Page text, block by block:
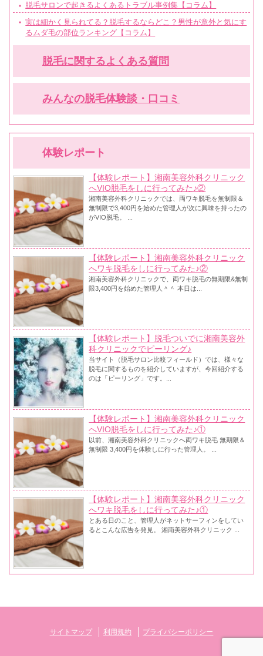
脱毛サロンで起きるよくあるトラブル事例集【コラム】
実は細かく見られてる？脱毛するならどこ？男性が意外と気にす
るムダ毛の部位ランキング【コラム】
脱毛に関するよくある質問
みんなの脱毛体験談・口コミ
体験レポート
【体験レポート】湘南美容外科クリニック
へVIO脱毛をしに行ってみた♪②
湘南美容外科クリニックでは、両ワキ脱毛を無制限＆
無制限で3,400円を始めた管理人が次に興味を持ったの
がVIO脱毛。 ...
【体験レポート】湘南美容外科クリニック
へワキ脱毛をしに行ってみた♪②
湘南美容外科クリニックで、両ワキ脱毛の無期限&無制
限3,400円を始めた管理人＾＾ 本日は...
【体験レポート】脱毛ついでに湘南美容外
科クリニックでピーリング♪
当サイト（脱毛サロン比較フィールド）では、様々な
脱毛に関するものを紹介していますが、今回紹介する
のは「ピーリング」です。...
【体験レポート】湘南美容外科クリニック
へVIO脱毛をしに行ってみた♪①
以前、湘南美容外科クリニックへ両ワキ脱毛 無期限＆
無制限 3,400円を体験しに行った管理人。 ...
【体験レポート】湘南美容外科クリニック
へワキ脱毛をしに行ってみた♪①
とある日のこと、管理人がネットサーフィンをしてい
るとこんな広告を発見。 湘南美容外科クリニック ...
サイトマップ 利用規約 プライバシーポリシー